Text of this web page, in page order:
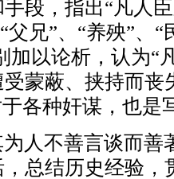
段，指出“凡人
父兄”、“养殃”、“
加以论析，认为“
蒙蔽、挟持而丧
各种奸谋，也是
人不善言谈而善
总结历史经验，